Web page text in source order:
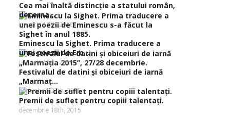
Cea mai înaltă distincţie a statului român,
decerna...
ianuarie 17th, 2016
Eminescu la Sighet. Prima traducere a
unei poezii de Em...
ianuarie 15th, 2016
Festivalul de datini şi obiceiuri de iarnă
„Marmaţ...
decembrie 27th, 2015
Premii de suflet pentru copiii talentaţi.
decembrie 18th, 2015